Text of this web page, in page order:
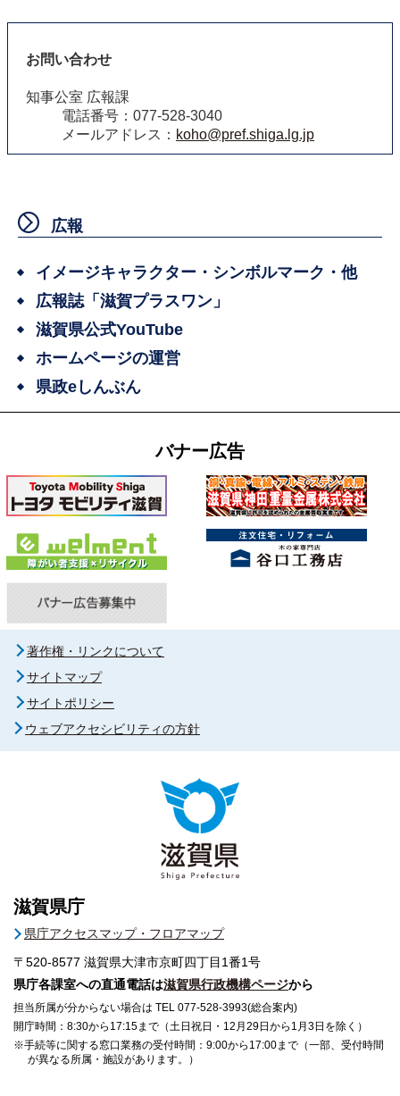
お問い合わせ
知事公室 広報課
電話番号：077-528-3040
メールアドレス： koho@pref.shiga.lg.jp
広報
イメージキャラクター・シンボルマーク・他
広報誌「滋賀プラスワン」
滋賀県公式YouTube
ホームページの運営
県政eしんぶん
バナー広告
著作権・リンクについて
サイトマップ
サイトポリシー
ウェブアクセシビリティの方針
滋賀県庁
県庁アクセスマップ・フロアマップ
〒520-8577 滋賀県大津市京町四丁目1番1号
県庁各課室への直通電話は滋賀県行政機構ページから
担当所属が分からない場合は TEL 077-528-3993(総合案内)
開庁時間：8:30から17:15まで（土日祝日・12月29日から1月3日を除く）
※手続等に関する窓口業務の受付時間：9:00から17:00まで（一部、受付時間
が異なる所属・施設があります。）